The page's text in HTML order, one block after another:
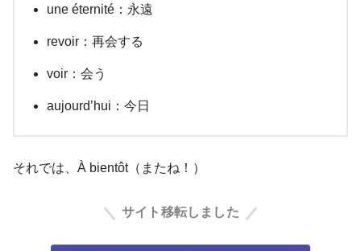
une éternité：永遠
revoir：再会する
voir：会う
aujourd’hui：今日
それでは、À bientôt（またね！）
サイト移転しました